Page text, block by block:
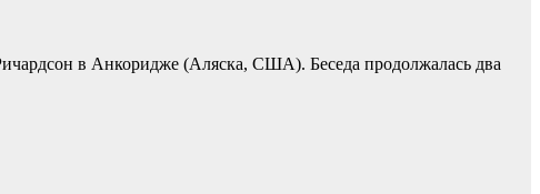
в Анкоридже (Аляска, США). Беседа продолжалась два